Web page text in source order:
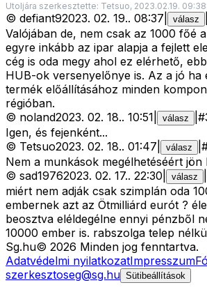
Utoljára szerkesztette: Tetsuo, 2023.02.19.
© defiant92023. 02. 19.. 08:37 válasz
Valójában de, nem csak az 1000 főé
egyre inkább az ipar alapja a fejlett
cég is oda megy ahol ez elérhető,
HUB-ok versenyelőnye is. Az a jó ha
termék előállításához minden
régióban.
© noland2023. 02. 18.. 10:51 válasz #
Igen, és fejenként...
© Tetsuo2023. 02. 18.. 01:47 válasz
Nem a munkások megélhetéséért jön
© sad19762023. 02. 17.. 22:30 válasz
miért nem adják csak szimplán oda
embernek azt az Ötmilliárd eurót ?
beosztva eléldegélne ennyi pénzből
10000 ember is. rabszolga telep
Sg.hu© 2026 Minden jog fenntartva.
Adatvédelmi nyilatkozatImpresszum
szerkesztoseg@sg.hu Sütibeállítások